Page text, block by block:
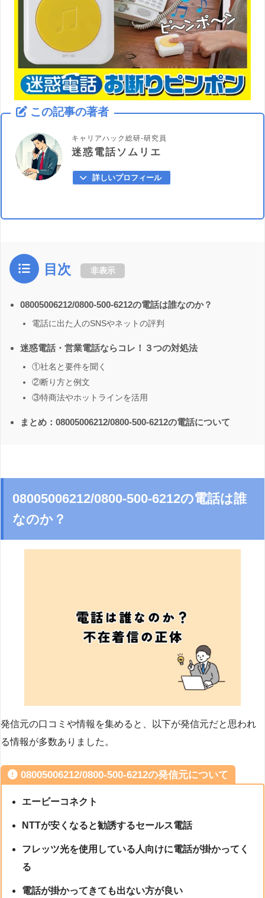
この記事の著者
キャリアハック総研-研究員
迷惑電話ソムリエ
詳しいプロフィール
目次 非表示
08005006212/0800-500-6212の電話は誰なのか？
電話に出た人のSNSやネットの評判
迷惑電話・営業電話ならコレ！３つの対処法
①社名と要件を聞く
②断り方と例文
③特商法やホットラインを活用
まとめ：08005006212/0800-500-6212の電話について
08005006212/0800-500-6212の電話は誰
なのか？
発信元の口コミや情報を集めると、以下が発信元だと思われ
る情報が多数ありました。
08005006212/0800-500-6212の発信元について
エービーコネクト
NTTが安くなると勧誘するセールス電話
フレッツ光を使用している人向けに電話が掛かってく
る
電話が掛かってきても出ない方が良い